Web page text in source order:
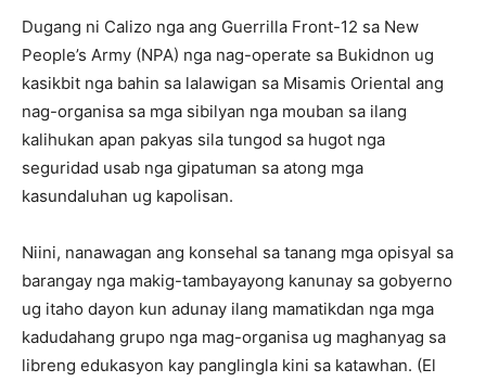
Dugang ni Calizo nga ang Guerrilla Front-12 sa New
People’s Army (NPA) nga nag-operate sa Bukidnon ug
kasikbit nga bahin sa lalawigan sa Misamis Oriental ang
nag-organisa sa mga sibilyan nga mouban sa ilang
kalihukan apan pakyas sila tungod sa hugot nga
seguridad usab nga gipatuman sa atong mga
kasundaluhan ug kapolisan.
Niini, nanawagan ang konsehal sa tanang mga opisyal sa
barangay nga makig-tambayayong kanunay sa gobyerno
ug itaho dayon kun adunay ilang mamatikdan nga mga
kadudahang grupo nga mag-organisa ug maghanyag sa
libreng edukasyon kay panglingla kini sa katawhan. (El